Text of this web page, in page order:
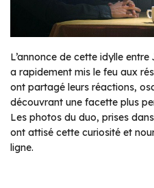
L’annonce de cette idylle
a rapidement mis le feu aux
ont partagé leurs réactions,
découvrant une facette plus
Les photos du duo, prises
ont attisé cette curiosité et
ligne.